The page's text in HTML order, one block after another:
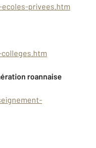
privees.htm
roannaise